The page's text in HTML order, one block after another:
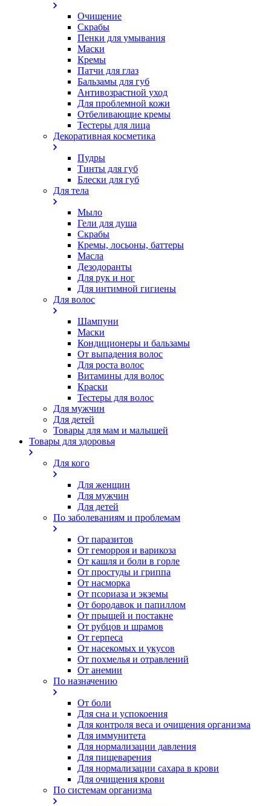
Очищение
Скрабы
Пенки для умывания
Маски
Кремы
Патчи для глаз
Бальзамы для губ
Антивозрастной уход
Для проблемной кожи
Oтбеливающие кремы
Тестеры для лица
Декоративная косметика
Пудры
Тинты для губ
Блески для губ
Для тела
Мыло
Гели для душа
Скрабы
Кремы, лосьоны, баттеры
Масла
Дезодоранты
Для рук и ног
Для интимной гигиены
Для волос
Шампуни
Маски
Кондиционеры и бальзамы
От выпадения волос
Для роста волос
Витамины для волос
Краски
Тестеры для волос
Для мужчин
Для детей
Товары для мам и малышей
Товары для здоровья
Для кого
Для женщин
Для мужчин
Для детей
По заболеваниям и проблемам
От паразитов
Oт геморроя и варикоза
От кашля и боли в горле
От простуды и гриппа
От насморка
Oт псориаза и экземы
От бородавок и папиллом
От прыщей и постакне
От рубцов и шрамов
От герпеса
От насекомых и укусов
От похмелья и отравлений
От анемии
По назначению
От боли
Для сна и успокоения
Для контроля веса и очищения организма
Для иммунитета
Для нормализации давления
Для пищеварения
Для нормализации сахара в крови
Для очищения крови
По системам организма